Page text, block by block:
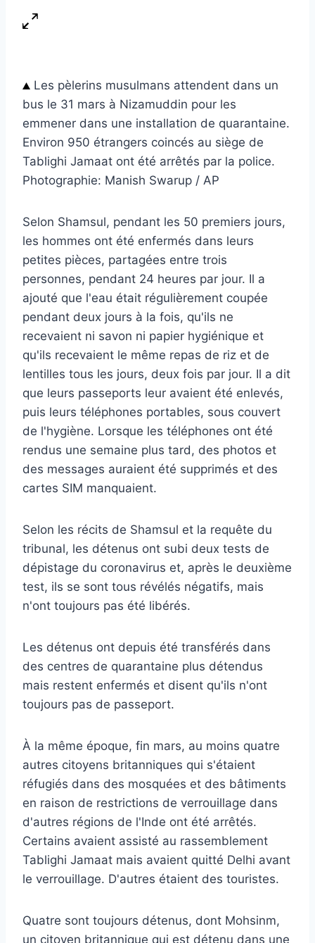
Les pèlerins musulmans attendent dans un
bus le 31 mars à Nizamuddin pour les
emmener dans une installation de quarantaine.
Environ 950 étrangers coincés au siège de
Tablighi Jamaat ont été arrêtés par la police.
Photographie: Manish Swarup / AP
Selon Shamsul, pendant les 50 premiers jours,
les hommes ont été enfermés dans leurs
petites pièces, partagées entre trois
personnes, pendant 24 heures par jour. Il a
ajouté que l'eau était régulièrement coupée
pendant deux jours à la fois, qu'ils ne
recevaient ni savon ni papier hygiénique et
qu'ils recevaient le même repas de riz et de
lentilles tous les jours, deux fois par jour. Il a dit
que leurs passeports leur avaient été enlevés,
puis leurs téléphones portables, sous couvert
de l'hygiène. Lorsque les téléphones ont été
rendus une semaine plus tard, des photos et
des messages auraient été supprimés et des
cartes SIM manquaient.
Selon les récits de Shamsul et la requête du
tribunal, les détenus ont subi deux tests de
dépistage du coronavirus et, après le deuxième
test, ils se sont tous révélés négatifs, mais
n'ont toujours pas été libérés.
Les détenus ont depuis été transférés dans
des centres de quarantaine plus détendus
mais restent enfermés et disent qu'ils n'ont
toujours pas de passeport.
À la même époque, fin mars, au moins quatre
autres citoyens britanniques qui s'étaient
réfugiés dans des mosquées et des bâtiments
en raison de restrictions de verrouillage dans
d'autres régions de l'Inde ont été arrêtés.
Certains avaient assisté au rassemblement
Tablighi Jamaat mais avaient quitté Delhi avant
le verrouillage. D'autres étaient des touristes.
Quatre sont toujours détenus, dont Mohsinm,
un citoyen britannique qui est détenu dans une